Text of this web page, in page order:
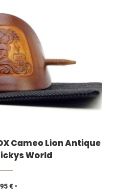
Cameo Lion Antique
World
€ *